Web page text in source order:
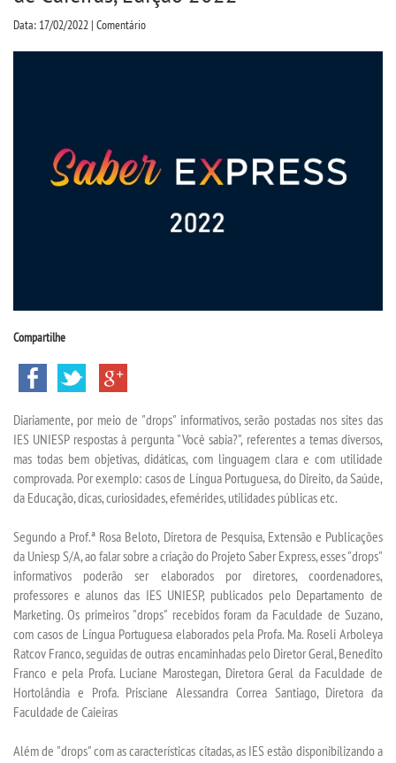
BACHARELADOS
SEGUNDA GRADUAÇÃO
MATRÍCULA
EDITAL
PUBLICAÇÕES
DESTAQUES
UNIESP NEWS
REPOSITÓRIO
Data: 17/02/2022 | Comentário
Compartilhe
Diariamente, por meio de "drops" informativos, serão postadas nos sites das
IES UNIESP respostas à pergunta "Você sabia?", referentes a temas diversos,
mas todas bem objetivas, didáticas, com linguagem clara e com utilidade
comprovada. Por exemplo: casos de Língua Portuguesa, do Direito, da Saúde,
da Educação, dicas, curiosidades, efemérides, utilidades públicas etc.
Segundo a Prof.ª Rosa Beloto, Diretora de Pesquisa, Extensão e Publicações
da Uniesp S/A, ao falar sobre a criação do Projeto Saber Express, esses "drops"
informativos poderão ser elaborados por diretores, coordenadores,
professores e alunos das IES UNIESP, publicados pelo Departamento de
Marketing. Os primeiros "drops" recebidos foram da Faculdade de Suzano,
com casos de Língua Portuguesa elaborados pela Profa. Ma. Roseli Arboleya
Ratcov Franco, seguidas de outras encaminhadas pelo Diretor Geral, Benedito
Franco e pela Profa. Luciane Marostegan, Diretora Geral da Faculdade de
Hortolândia e Profa. Prisciane Alessandra Correa Santiago, Diretora da
Faculdade de Caieiras
Além de "drops" com as características citadas, as IES estão disponibilizando a